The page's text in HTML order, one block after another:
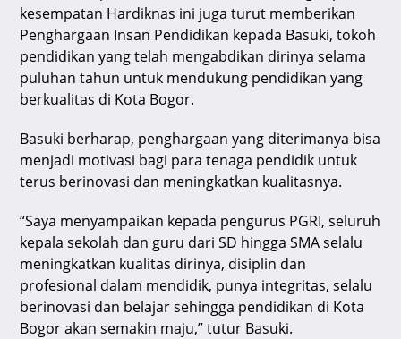
kesempatan Hardiknas ini juga turut memberikan
Penghargaan Insan Pendidikan kepada Basuki, tokoh
pendidikan yang telah mengabdikan dirinya selama
puluhan tahun untuk mendukung pendidikan yang
berkualitas di Kota Bogor.
Basuki berharap, penghargaan yang diterimanya bisa
menjadi motivasi bagi para tenaga pendidik untuk
terus berinovasi dan meningkatkan kualitasnya.
“Saya menyampaikan kepada pengurus PGRI, seluruh
kepala sekolah dan guru dari SD hingga SMA selalu
meningkatkan kualitas dirinya, disiplin dan
profesional dalam mendidik, punya integritas, selalu
berinovasi dan belajar sehingga pendidikan di Kota
Bogor akan semakin maju,” tutur Basuki.